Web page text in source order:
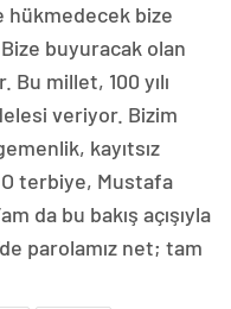
hükmedecek bize
buyuracak olan
millet, 100 yılı
veriyor. Bizim
kayıtsız
terbiye, Mustafa
da bu bakış açışıyla
parolamız net; tam